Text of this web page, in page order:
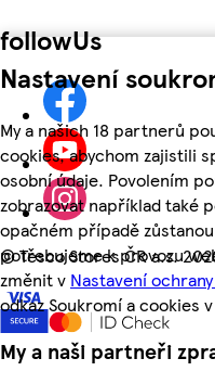
Nastavení
My a našich 18 partnerů
cookies, abychom zajistili
osobní údaje. Povolením
zobrazovat například také
opačném případě
potřebujeme k provozu
změnit v Nastavení
odkaz Soukromí a cookies
My a naši partneři
followUs
©Tesco Stores ČR a.s.